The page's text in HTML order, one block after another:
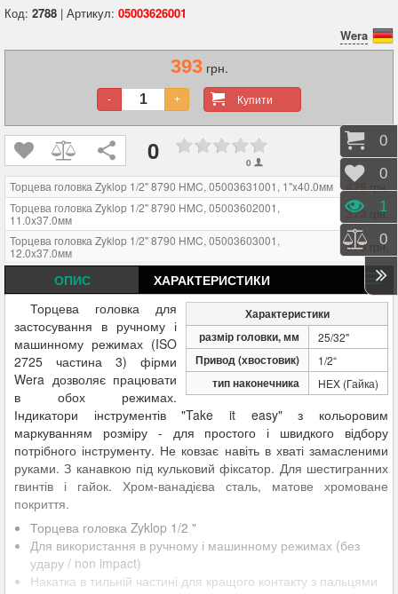
Код: 2788 | Артикул: 05003626001
Wera
393грн.
Купити
- +
0 0
Торцева головка Zyklop 1/2" 8790 HMC, 05003631001, 1"x40.0мм 475грн.
Торцева головка Zyklop 1/2" 8790 HMC, 05003602001,
11.0x37.0мм
373
грн.
Торцева головка Zyklop 1/2" 8790 HMC, 05003603001,
12.0x37.0мм
373 грн.
Торцева головка Zyklop 1/2" 8790 HMC, 05003614001,
24.0x37.0мм
грн.
Торцева головка Zyklop 1/2" 8790 HMC, 05003613001,
22.0x37.0мм
Торцева головка Zyklop 1/2" 8790 HMC, 05003612001,
21.0x37.0мм
481грн.
Торцева головка Zyklop 1/2" 8790 HMC, 05003610001,
19.0x37.0мм
400 грн.
Торцева головка Zyklop 1/2" 8790 HMC, 05003609001,
18.0x37.0мм
437грн.
Торцева головка Zyklop 1/2" 8790 HMC, 05003608001,
17.0x37.0мм
400 грн.
Торцева головка Zyklop 1/2" 8790 HMC, 05003607001,
16.0x37.0мм
382грн.
Торцева головка Zyklop 1/2" 8790 HMC, 05003604001,
13.0x37.0мм
Торцева головка Zyklop 1/2" 8790 HMC, 05003617001,
32.0x42.0мм
667
Торцева головка Zyklop 1/2" 8790 HMC, 05003616001,
30.0x42.0мм
ОПИС ХАРАКТЕРИСТИКИ
Характеристики
размір головки, мм
25/32"
Привод (хвостовик) 1/2“
тип наконечника HEX (Гайка)
Торцева головка для
застосування в ручному і
машинному режимах (ISO
2725 частина 3) фірми
Wera дозволяє працювати
в обох режимах.
Індикатори інструментів "Take it easy" з кольоровим
маркуванням розміру - для простого і швидкого відбору
потрібного інструменту. Не ковзає навіть в хваті замасленими
руками. З канавкою під кульковий фіксатор. Для шестигранних
гвинтів і гайок. Хром-ванадієва сталь, матове хромоване
покриття.
Торцева головка Zyklop 1/2 "
Для використання в ручному і машинному режимах (без
удару / non impact)
Накатка в тильній частині для кращого контакту з пальцями
0
0
1
0